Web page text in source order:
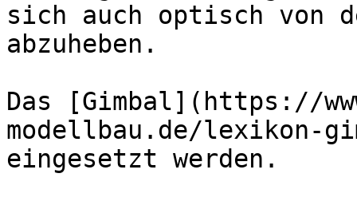
sich auch optisch von
abzuheben.
Das [Gimbal](https://
modellbau.de/lexikon-
eingesetzt werden.